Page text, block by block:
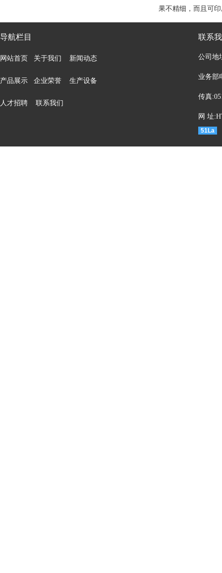
果不精细，而且可
导航栏目
网站首页 关于我们 新闻动态
产品展示 企业荣誉 生产设备
人才招聘 联系我们
联系
公司地
业务部
传真
网 址
51La